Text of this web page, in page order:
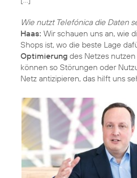
Wie nutzt Telefónica die Daten
Haas: Wir schauen uns an, wie
Shops ist, wo die beste Lage
Optimierung des Netzes
können so Störungen oder
Netz antizipieren, das hilft uns